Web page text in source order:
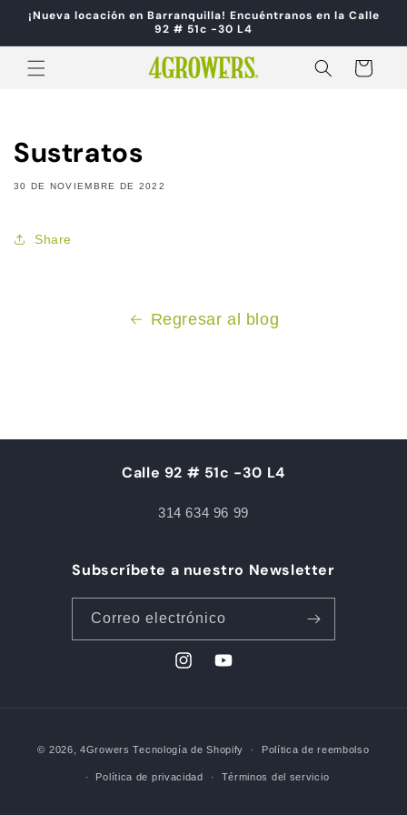
directamente
¡Nueva locación en Barranquilla! Encuéntranos en la Calle
92 # 51c -30 L4
Carrito
Sustratos
30 DE NOVIEMBRE DE 2022
Share
Regresar al blog
Calle 92 # 51c -30 L4
314 634 96 99
Subscríbete a nuestro Newsletter
Correo electrónico
InstagramYouTube
de
pago
© 2026,4Growers Tecnología de Shopify Política de reembolso
Política de privacidad Términos del servicio